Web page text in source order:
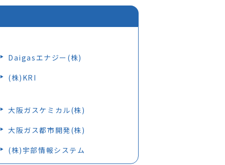
Daigasエナジー(株)
(株)KRI
大阪ガスケミカル(株)
大阪ガス都市開発(株)
(株)宇部情報システム